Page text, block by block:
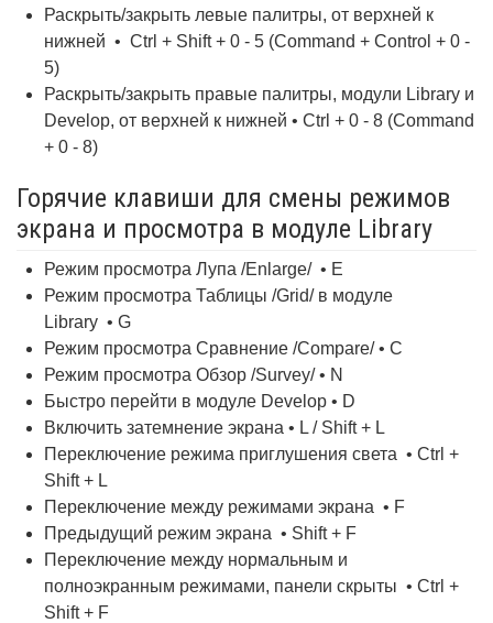
Раскрыть/закрыть левые палитры, от верхней к
нижней • Ctrl + Shift + 0 - 5 (Command + Control + 0 -
5)
Раскрыть/закрыть правые палитры, модули Library и
Develop, от верхней к нижней • Ctrl + 0 - 8 (Command
+ 0 - 8)
Горячие клавиши для смены режимов
экрана и просмотра в модуле Library
Режим просмотра Лупа /Enlarge/ • E
Режим просмотра Таблицы /Grid/ в модуле
Library • G
Режим просмотра Сравнение /Compare/ • C
Режим просмотра Обзор /Survey/ • N
Быстро перейти в модуле Develop • D
Включить затемнение экрана • L / Shift + L
Переключение режима приглушения света • Ctrl +
Shift + L
Переключение между режимами экрана • F
Предыдущий режим экрана • Shift + F
Переключение между нормальным и
полноэкранным режимами, панели скрыты • Ctrl +
Shift + F